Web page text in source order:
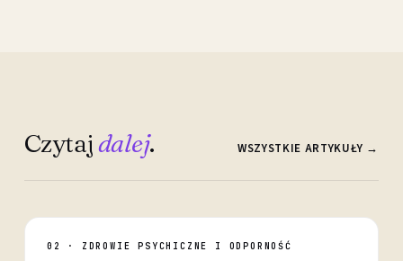
Czytaj dalej. WSZYSTKIE ARTYKUŁY →
02 · ZDROWIE PSYCHICZNE I ODPORNOŚĆ